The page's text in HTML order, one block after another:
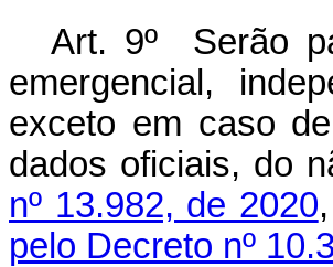
Art. 9º Serão
emergencial,
exceto em caso
dados oficiais, do
nº 13.982, de 2020
pelo Decreto nº